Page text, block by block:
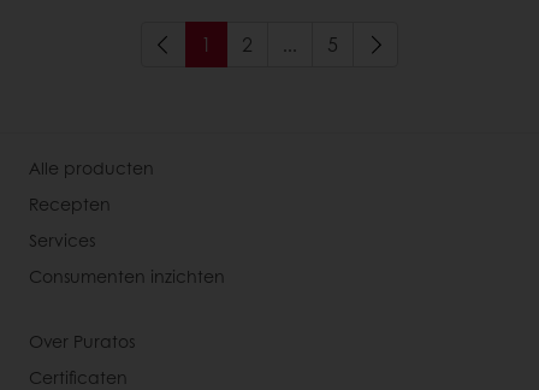
1 2 ... 5
Alle producten
Recepten
Services
Consumenten inzichten
Over Puratos
Certificaten